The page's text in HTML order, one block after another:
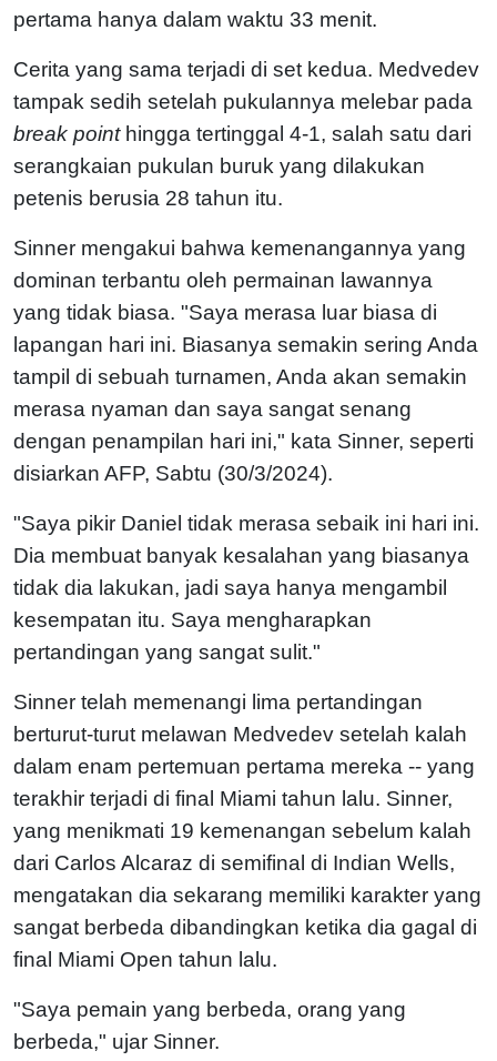
pertama hanya dalam waktu 33 menit.
Cerita yang sama terjadi di set kedua. Medvedev
tampak sedih setelah pukulannya melebar pada
break pointhingga tertinggal 4-1, salah satu dari
serangkaian pukulan buruk yang dilakukan
petenis berusia 28 tahun itu.
Sinner mengakui bahwa kemenangannya yang
dominan terbantu oleh permainan lawannya
yang tidak biasa. "Saya merasa luar biasa di
lapangan hari ini. Biasanya semakin sering Anda
tampil di sebuah turnamen, Anda akan semakin
merasa nyaman dan saya sangat senang
dengan penampilan hari ini," kata Sinner, seperti
disiarkan AFP, Sabtu (30/3/2024).
"Saya pikir Daniel tidak merasa sebaik ini hari ini.
Dia membuat banyak kesalahan yang biasanya
tidak dia lakukan, jadi saya hanya mengambil
kesempatan itu. Saya mengharapkan
pertandingan yang sangat sulit."
Sinner telah memenangi lima pertandingan
berturut-turut melawan Medvedev setelah kalah
dalam enam pertemuan pertama mereka -- yang
terakhir terjadi di final Miami tahun lalu. Sinner,
yang menikmati 19 kemenangan sebelum kalah
dari Carlos Alcaraz di semifinal di Indian Wells,
mengatakan dia sekarang memiliki karakter yang
sangat berbeda dibandingkan ketika dia gagal di
final Miami Open tahun lalu.
"Saya pemain yang berbeda, orang yang
berbeda," ujar Sinner.